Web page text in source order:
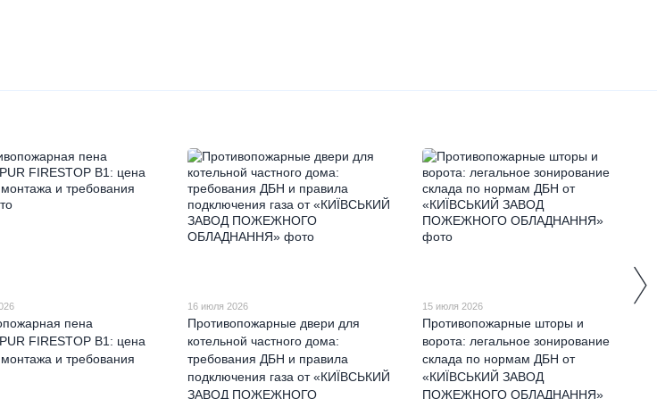
пена
FIRESTOP B1: цена
и требования
16 июля 2026
Противопожарные двери для
котельной частного дома:
требования ДБН и правила
подключения газа от «КИЇВСЬКИЙ
ЗАВОД ПОЖЕЖНОГО
15 июля 2026
Противопожарные шторы и
ворота: легальное зонирование
склада по нормам ДБН от
«КИЇВСЬКИЙ ЗАВОД
ПОЖЕЖНОГО ОБЛАДНАННЯ»